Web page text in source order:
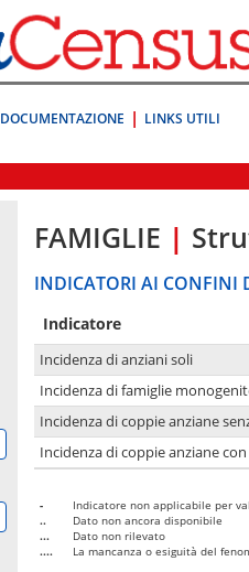
DOCUMENTAZIONE LINKS UTILI
FAMIGLIE |
INDICATORI AI CONFINI
Indicatore
Incidenza di anziani soli
Incidenza di famiglie
Incidenza di coppie anziane
Incidenza di coppie anziane
-
Indicatore non applicabile per
..
Dato non ancora disponibile
...
Dato non rilevato
....
La mancanza o esiguità del